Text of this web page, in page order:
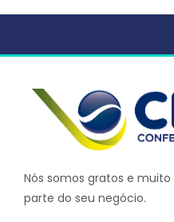
Nós somos gratos e
parte do seu negócio.